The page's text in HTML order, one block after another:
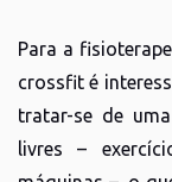
Para a
crossfit é
tratar-se de
livres –